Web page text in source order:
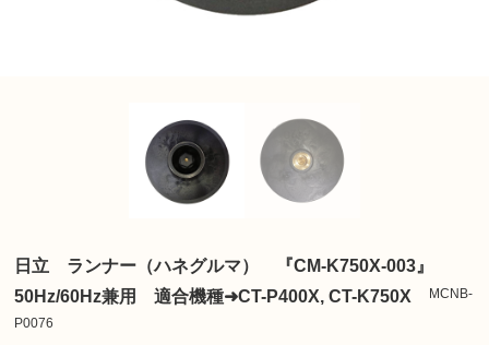
日立 ランナー（ハネグルマ） 『CM-K750X-003』
50Hz/60Hz兼用 適合機種➜CT-P400X, CT-K750X
MCNB-
P0076